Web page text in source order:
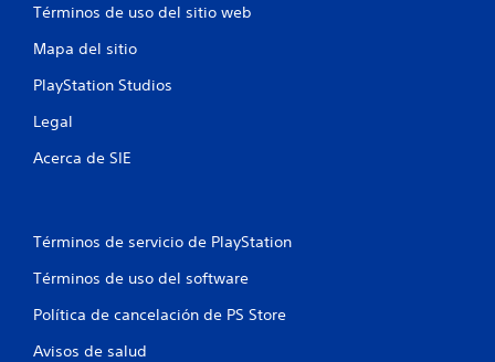
Términos de uso del sitio web
Mapa del sitio
PlayStation Studios
Legal
Acerca de SIE
Términos de servicio de PlayStation
Términos de uso del software
Política de cancelación de PS Store
Avisos de salud